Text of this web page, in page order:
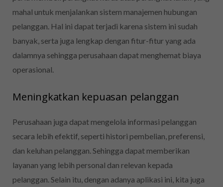
mahal untuk menjalankan sistem manajemen hubungan
pelanggan. Hal ini dapat terjadi karena sistem ini sudah
banyak, serta juga lengkap dengan fitur-fitur yang ada
dalamnya sehingga perusahaan dapat menghemat biaya
operasional.
Meningkatkan kepuasan pelanggan
Perusahaan juga dapat mengelola informasi pelanggan
secara lebih efektif, seperti histori pembelian, preferensi,
dan keluhan pelanggan. Sehingga dapat memberikan
layanan yang lebih personal dan relevan kepada
pelanggan. Selain itu, dengan adanya aplikasi ini, kita juga